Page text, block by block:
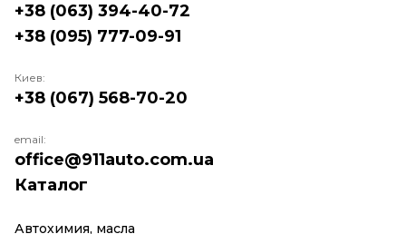
Каталог
Автохимия, масла
+38 (063) 394-40-72
+38 (095) 777-09-91
Киев:
+38 (067) 568-70-20
email:
office@911auto.com.ua